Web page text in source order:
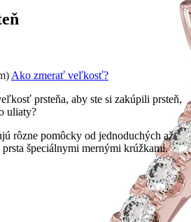
Ako zmerať veľkosť?
prsteňa, aby ste si zakúpili prsteň,
uliaty?
rôzne pomôcky od jednoduchých až
prsta špeciálnymi mernými krúžkami.